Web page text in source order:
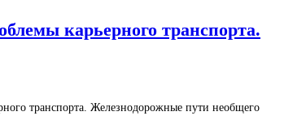
карьерного транспорта.
транспорта. Железнодорожные пути необщего